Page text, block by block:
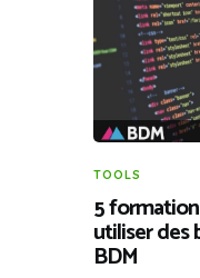
TOOLS
5
utiliser des
BDM